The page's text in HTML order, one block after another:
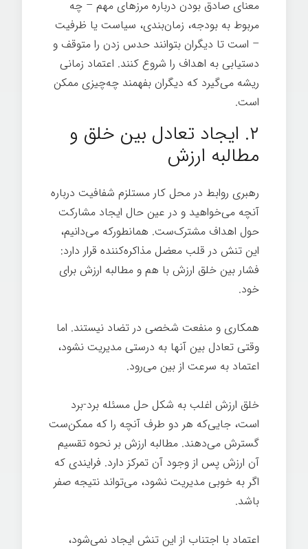
معنای صادق بودن درباره مرزهای مهم – چه
مربوط به بودجه، زمان‌بندی، سیاست یا ظرفیت
– است تا دیگران بتوانند حدس زدن را متوقف و
دستیابی به اهداف را شروع کنند. اعتماد زمانی
ریشه می‌گیرد که دیگران بفهمند چه‌چیزی ممکن
است.
۲. ایجاد تعادل بین خلق و
مطالبه ارزش
رهبری روابط در محل کار مستلزم شفافیت درباره
آنچه می‌خواهید و در عین حال ایجاد مشارکت
حول اهداف مشترک‌ست. همانطورکه می‌دانیم،
این تنش در قلب معضل مذاکره‌کننده قرار دارد:
فشار بین خلق ارزش با هم و مطالبه ارزش برای
خود.
همکاری و منفعت شخصی در تضاد نیستند. اما
وقتی تعادل بین آنها به درستی مدیریت نشود،
اعتماد به سرعت از بین می‌رود.
خلق ارزش اغلب به شکل حل مسئله برد-برد
است، جایی‌که هر دو طرف آنچه را که ممکن‌ست
گسترش می‌دهند. مطالبه ارزش بر نحوه تقسیم
آن ارزش پس از وجود آن تمرکز دارد. فرایندی که
اگر به خوبی مدیریت نشود، می‌تواند نتیجه صفر
باشد.
اعتماد با اجتناب از این تنش ایجاد نمی‌شود،